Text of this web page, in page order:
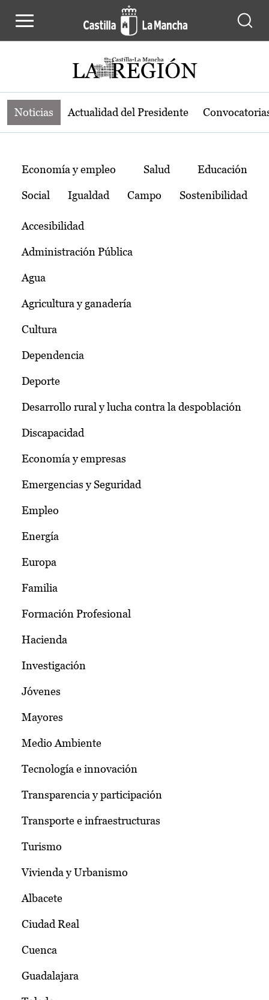
Noticias de la región de Castilla-La
Noticias Actualidad del Presidente
Temas
Economía y empleo Salud Educación
Social Igualdad Campo Sostenibilidad
Accesibilidad
Administración Pública
Agua
Agricultura y ganadería
Cultura
Dependencia
Deporte
Desarrollo rural y lucha contra la despoblación
Discapacidad
Economía y empresas
Emergencias y Seguridad
Empleo
Energía
Europa
Familia
Formación Profesional
Hacienda
Investigación
Jóvenes
Mayores
Medio Ambiente
Tecnología e innovación
Transparencia y participación
Transporte e infraestructuras
Turismo
Vivienda y Urbanismo
Albacete
Ciudad Real
Cuenca
Guadalajara